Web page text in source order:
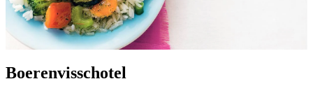
Boerenvisschotel